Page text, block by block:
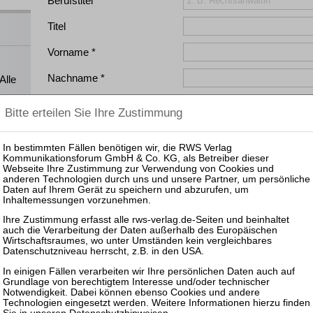
Alle
direkt
Sie
Titel
Vorname
Nachname
PLZ / Ort
Land
Telefon
E-Mail
E-Mail (Bestätigung)
Ich interessiere mich für: Ich